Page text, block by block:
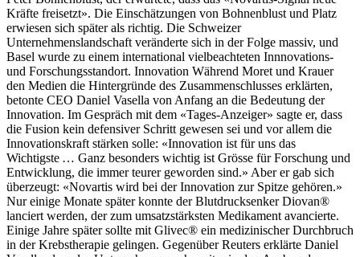
Kräfte freisetzt». Die Einschätzungen von Bohnenblust und Platz
erwiesen sich später als richtig. Die Schweizer
Unternehmenslandschaft veränderte sich in der Folge massiv, und
Basel wurde zu einem international vielbeachteten Innnovations-
und Forschungsstandort. Innovation Während Moret und Krauer
den Medien die Hintergründe des Zusammenschlusses erklärten,
betonte CEO Daniel Vasella von Anfang an die Bedeutung der
Innovation. Im Gespräch mit dem «Tages-Anzeiger» sagte er, dass
die Fusion kein defensiver Schritt gewesen sei und vor allem die
Innovationskraft stärken solle: «Innovation ist für uns das
Wichtigste … Ganz besonders wichtig ist Grösse für Forschung und
Entwicklung, die immer teurer geworden sind.» Aber er gab sich
überzeugt: «Novartis wird bei der Innovation zur Spitze gehören.»
Nur einige Monate später konnte der Blutdrucksenker Diovan®
lanciert werden, der zum umsatzstärksten Medikament avancierte.
Einige Jahre später sollte mit Glivec® ein medizinischer Durchbruch
in der Krebstherapie gelingen. Gegenüber Reuters erklärte Daniel